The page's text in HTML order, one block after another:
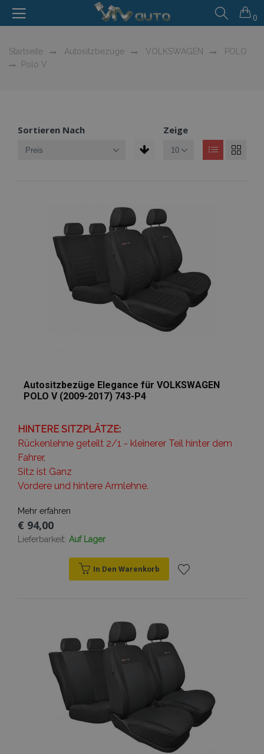
0
Startseite Autositzbezüge VOLKSWAGEN
POLO
Polo V
Sortieren Nach Zeige
Autositzbezüge Elegance für VOLKSWAGEN
POLO V (2009-2017) 743-P4
HINTERE SITZPLÄTZE:
Rückenlehne geteilt 2/1 - kleinerer Teil hinter dem
Fahrer,
Sitz ist Ganz
Vordere und hintere Armlehne.
Mehr erfahren
€ 94,00
Lieferbarkeit: Auf Lager
In Den Warenkorb